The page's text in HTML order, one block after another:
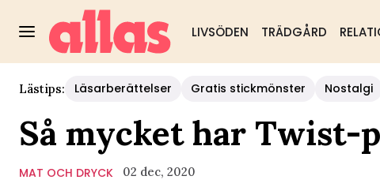
LIVSÖDEN TRÄDGÅRD
Lästips: Läsarberättelser Gratis stickmönster Nostalgi
Så mycket har Twist-
MAT OCH DRYCK 02 dec, 2020